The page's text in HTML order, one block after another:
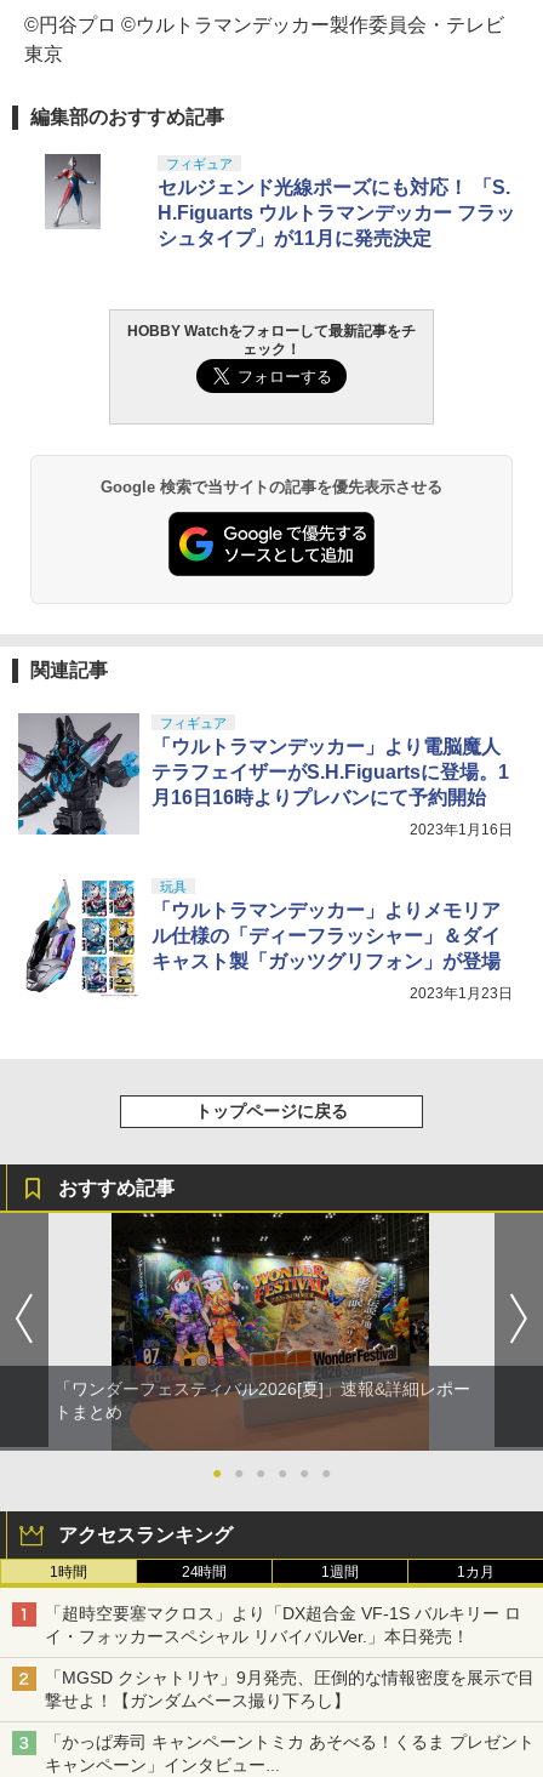
©円谷プロ ©ウルトラマンデッカー製作委員会・テレビ
東京
編集部のおすすめ記事
フィギュア
セルジェンド光線ポーズにも対応！ 「S.
H.Figuarts ウルトラマンデッカー フラッ
シュタイプ」が11月に発売決定
HOBBY Watchをフォローして最新記事をチ
ェック！
Google 検索で当サイトの記事を優先表示させる
関連記事
フィギュア
「ウルトラマンデッカー」より電脳魔人
テラフェイザーがS.H.Figuartsに登場。1
月16日16時よりプレバンにて予約開始
2023年1月16日
玩具
「ウルトラマンデッカー」よりメモリア
ル仕様の「ディーフラッシャー」＆ダイ
キャスト製「ガッツグリフォン」が登場
2023年1月23日
トップページに戻る
おすすめ記事
「ワンダーフェスティバル2026[夏]」速報&詳細レポー
トまとめ
● ● ● ● ● ●
アクセスランキング
1時間 24時間 1週間 1カ月
「超時空要塞マクロス」より「DX超合金 VF-1S バルキリー ロ
イ・フォッカースペシャル リバイバルVer.」本日発売！
「MGSD クシャトリヤ」9月発売、圧倒的な情報密度を展示で目
撃せよ！【ガンダムベース撮り下ろし】
「かっぱ寿司 キャンペーントミカ あそべる！くるま プレゼント
キャンペーン」インタビュー